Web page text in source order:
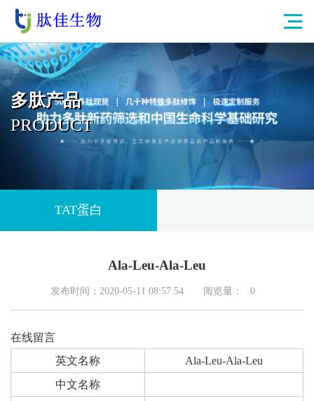
多肽产品
PRODUCT
TAT蛋白
Ala-Leu-Ala-Leu
发布时间：2020-05-11 08:57:54 阅览量： 0
在线留言
英文名称
Ala-Leu-Ala-Leu
中文名称